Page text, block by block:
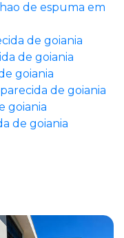
de espuma em
de goiania
de goiania
goiania
de goiania
goiania
de goiania